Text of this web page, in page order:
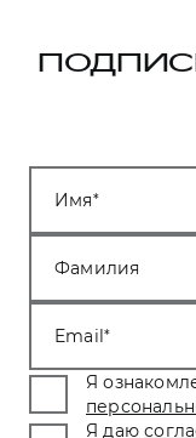
Имя
Фамилия
Email
Я
Я даю